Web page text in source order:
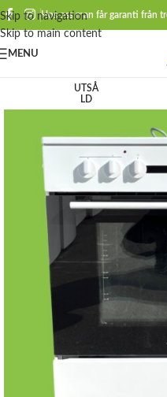
Skip to navigation
Skip to main content
Hos oss man får garanti från
MENU
UTSÅ
LD